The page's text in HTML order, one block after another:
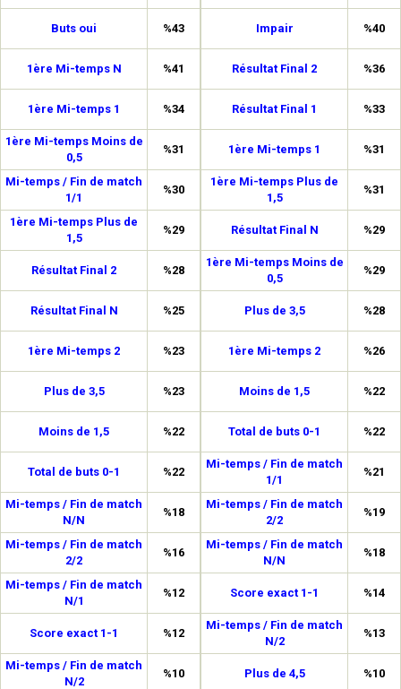
Buts oui %43
1ère Mi-temps N %41
1ère Mi-temps 1 %34
1ère Mi-temps Moins de
0,5
%31
Mi-temps / Fin de match
1/1
%30
1ère Mi-temps Plus de
1,5
%29
Résultat Final 2 %28
Résultat Final N %25
1ère Mi-temps 2 %23
Plus de 3,5 %23
Moins de 1,5 %22
Total de buts 0-1 %22
Mi-temps / Fin de match
N/N
%18
Mi-temps / Fin de match
2/2
%16
Mi-temps / Fin de match
N/1
%12
Score exact 1-1 %12
Mi-temps / Fin de match
N/2
%10
Impair %40
Résultat Final 2 %36
Résultat Final 1 %33
1ère Mi-temps 1 %31
1ère Mi-temps Plus de
1,5
%31
Résultat Final N %29
1ère Mi-temps Moins de
0,5
%29
Plus de 3,5 %28
1ère Mi-temps 2 %26
Moins de 1,5 %22
Total de buts 0-1 %22
Mi-temps / Fin de match
1/1
%21
Mi-temps / Fin de match
2/2
%19
Mi-temps / Fin de match
N/N
%18
Score exact 1-1 %14
Mi-temps / Fin de match
N/2
%13
Plus de 4,5 %10